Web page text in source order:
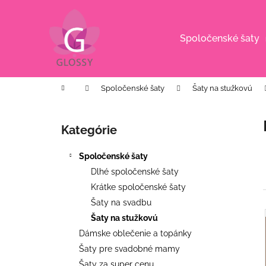
Spoločenské šaty
Domov Spoločenské šaty Šaty na stužkovú
Preskočiť
kategórie
Kategórie
Spoločenské šaty
Dlhé spoločenské šaty
Krátke spoločenské šaty
Šaty na svadbu
Šaty na stužkovú
Dámske oblečenie a topánky
Šaty pre svadobné mamy
Späť
obchodu
Späť
obchodu
BIELE MIDI ŠATY S PUFF RUKÁVMI